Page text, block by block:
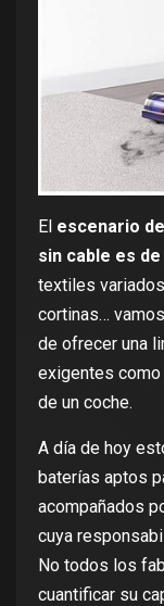
El escenario
sin cable es
textiles
cortinas…
de ofrecer una
exigentes como
de un coche.
A día de hoy
baterías aptos
acompañados
cuya
No todos los
cuantificar su